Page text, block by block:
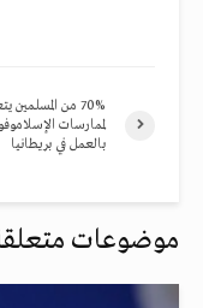
70% من المسلمين
لممارسات
بالعمل في بريطانيا
موضوعات